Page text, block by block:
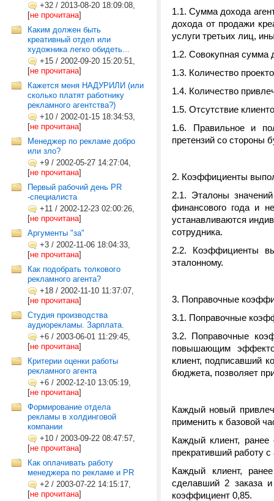
+32 / 2013-08-20 18:09:08,
[не прочитана]
Каким должен быть
креативный отдел или
художника легко обидеть...
+15 / 2002-09-20 15:20:51,
[не прочитана]
Кажется меня НАДУРИЛИ (или
сколько платят работнику
рекламного агентства?)
+10 / 2002-01-15 18:34:53,
[не прочитана]
Менеджер по рекламе добро
или зло?
+9 / 2002-05-27 14:27:04,
[не прочитана]
Первый рабочий день PR
-специалиста
+11 / 2002-12-23 02:00:26,
[не прочитана]
Аргументы "за"
+3 / 2002-11-06 18:04:33,
[не прочитана]
Как подобрать толкового
рекламного агента?
+18 / 2002-11-10 11:37:07,
[не прочитана]
Студия производства
аудиорекламы. Зарплата.
+6 / 2003-06-01 11:29:45,
[не прочитана]
Критерии оценки работы
рекламного агента
+6 / 2002-12-10 13:05:19,
[не прочитана]
Формирование отдела
рекламы в холдинговой
компании
+10 / 2003-09-22 08:47:57,
[не прочитана]
Как оплачивать работу
менеджера по рекламе и PR
+2 / 2003-07-22 14:15:17,
[не прочитана]
1.1. Сумма дохода
дохода от продажи
услуги третьих лиц,
1.2. Совокупная сумма
1.3. Количество
1.4. Количество
1.5. Отсутствие
1.6. Правильное и
претензий со стороны
2. Коэффициенты
2.1. Эталоны
финансового года и
устанавливаются
сотрудника.
2.2. Коэффициенты
эталонному.
3. Поправочные
3.1. Поправочные
3.2. Поправочные
повышающим
клиент, подписавший
бюджета, позволяет
Каждый новый
применить к базовой
Каждый клиент, ранее
прекративший работу
Каждый клиент,
сделавший 2 заказа
коэффициент 0,85.